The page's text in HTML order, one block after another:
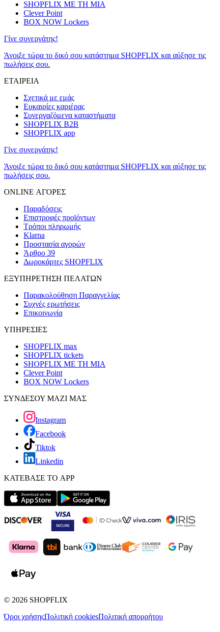
SHOPFLIX ΜΕ ΤΗ ΜΙΑ
Clever Point
BOX NOW Lockers
Γίνε συνεργάτης!
Άνοιξε τώρα το δικό σου κατάστημα SHOPFLIX και αύξησε τις
πωλήσεις σου.
ΕΤΑΙΡΕΙΑ
Σχετικά με εμάς
Ευκαιρίες καριέρας
Συνεργαζόμενα καταστήματα
SHOPFLIX B2B
SHOPFLIX app
Γίνε συνεργάτης!
Άνοιξε τώρα το δικό σου κατάστημα SHOPFLIX και αύξησε τις
πωλήσεις σου.
ONLINE ΑΓΟΡΕΣ
Παραδόσεις
Επιστροφές προϊόντων
Τρόποι πληρωμής
Klarna
Προστασία αγορών
Άρθρο 39
Δωροκάρτες SHOPFLIX
ΕΞΥΠΗΡΕΤΗΣΗ ΠΕΛΑΤΩΝ
Παρακολούθηση Παραγγελίας
Συχνές ερωτήσεις
Επικοινωνία
ΥΠΗΡΕΣΙΕΣ
SHOPFLIX max
SHOPFLIX tickets
SHOPFLIX ΜΕ ΤΗ ΜΙΑ
Clever Point
BOX NOW Lockers
ΣΥΝΔΕΣΟΥ ΜΑΖΙ ΜΑΣ
Instagram
Facebook
Tiktok
Linkedin
ΚΑΤΕΒΑΣΕ ΤΟ APP
© 2026 SHOPFLIX
Όροι χρήσηςΠολιτική cookiesΠολιτική απορρήτου